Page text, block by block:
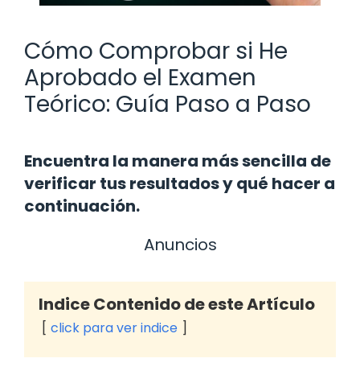
Cómo Comprobar si He
Aprobado el Examen
Teórico: Guía Paso a Paso
Encuentra la manera más sencilla de
verificar tus resultados y qué hacer a
continuación.
Anuncios
Indice Contenido de este Artículo
click para ver indice